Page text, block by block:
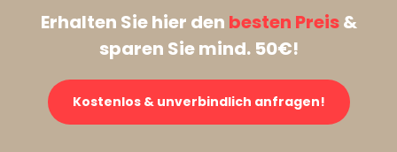
Erhalten Sie hier den besten Preis&
sparen Sie mind. 50€!
Kostenlos & unverbindlich anfragen!